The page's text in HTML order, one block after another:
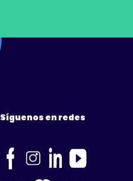
Síguenos en redes